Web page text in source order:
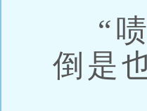
“啧
倒是